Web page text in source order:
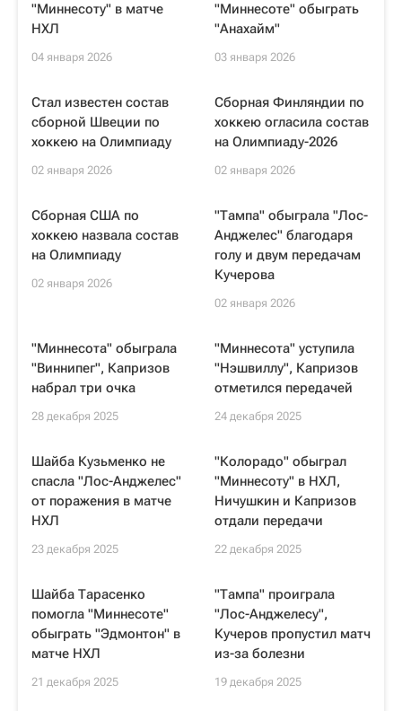
"Миннесоту" в матче
НХЛ
04 января 2026
"Миннесоте" обыграть
"Анахайм"
03 января 2026
Стал известен состав
сборной Швеции по
хоккею на Олимпиаду
02 января 2026
Сборная Финляндии по
хоккею огласила состав
на Олимпиаду-2026
02 января 2026
Сборная США по
хоккею назвала состав
на Олимпиаду
02 января 2026
"Тампа" обыграла "Лос-
Анджелес" благодаря
голу и двум передачам
Кучерова
02 января 2026
"Миннесота" обыграла
"Виннипег", Капризов
набрал три очка
28 декабря 2025
"Миннесота" уступила
"Нэшвиллу", Капризов
отметился передачей
24 декабря 2025
Шайба Кузьменко не
спасла "Лос-Анджелес"
от поражения в матче
НХЛ
23 декабря 2025
"Колорадо" обыграл
"Миннесоту" в НХЛ,
Ничушкин и Капризов
отдали передачи
22 декабря 2025
Шайба Тарасенко
помогла "Миннесоте"
обыграть "Эдмонтон" в
матче НХЛ
21 декабря 2025
"Тампа" проиграла
"Лос-Анджелесу",
Кучеров пропустил матч
из-за болезни
19 декабря 2025